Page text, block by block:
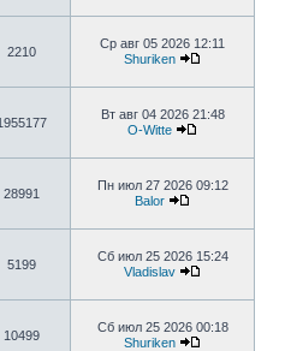
2210
Ср авг 05 2026 12:11
Shuriken
Вт авг 04 2026 21:48
O-Witte
28991
Пн июл 27 2026 09:12
Balor
5199
Сб июл 25 2026 15:24
Vladislav
10499
Сб июл 25 2026 00:18
Shuriken